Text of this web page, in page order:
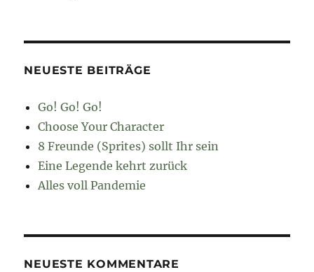
NEUESTE BEITRÄGE
Go! Go! Go!
Choose Your Character
8 Freunde (Sprites) sollt Ihr sein
Eine Legende kehrt zurück
Alles voll Pandemie
NEUESTE KOMMENTARE